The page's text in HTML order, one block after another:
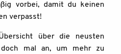
vorbei, damit du keinen
verpasst!
über die neusten
mal an, um mehr zu